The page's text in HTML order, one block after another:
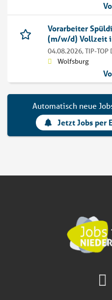
Vorarbeiter
(m/w/d) Vollzeit
04.08.2026,TIP-
Wolfsburg
Automatisch neue
Jetzt Jobs per